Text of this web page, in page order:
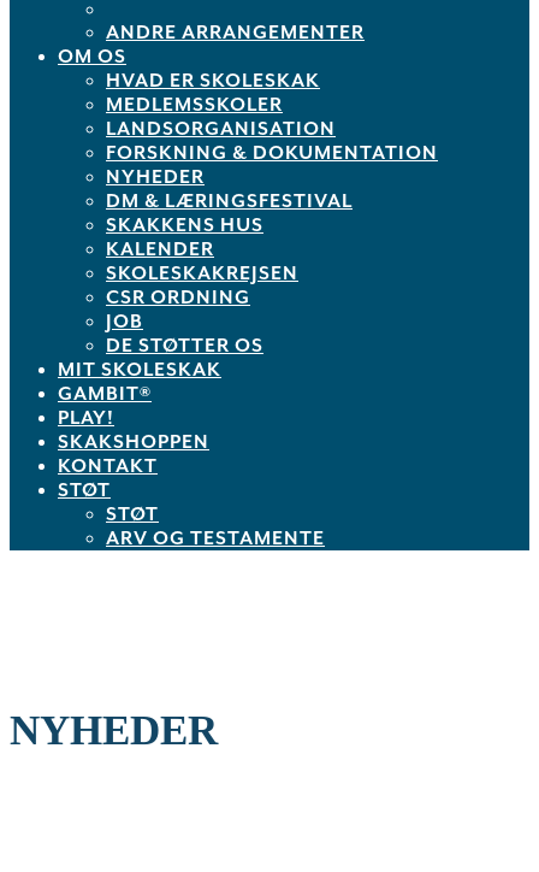
ANDRE ARRANGEMENTER
OM OS
HVAD ER SKOLESKAK
MEDLEMSSKOLER
LANDSORGANISATION
FORSKNING & DOKUMENTATION
NYHEDER
DM & LÆRINGSFESTIVAL
SKAKKENS HUS
KALENDER
SKOLESKAKREJSEN
CSR ORDNING
JOB
DE STØTTER OS
MIT SKOLESKAK
GAMBIT®
PLAY!
SKAKSHOPPEN
KONTAKT
STØT
STØT
ARV OG TESTAMENTE
NYHEDER